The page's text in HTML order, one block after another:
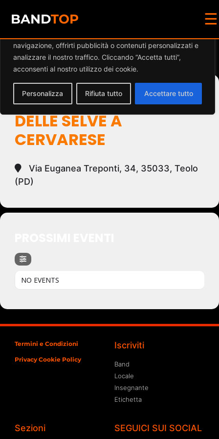
Diamo valore alla tua privacy
navigazione, offrirti pubblicità o contenuti personalizzati e
analizzare il nostro traffico. Cliccando “Accetta tutti”,
acconsenti al nostro utilizzo dei cookie.
Personalizza Rifiuta tutto Accettare tutto
BANDTOP ☰
Events at this location
ZONA INDUSTRIALE
DELLE SELVE A
CERVARESE
Via Euganea Treponti, 34, 35033, Teolo
(PD)
NO EVENTS
Termini e Condizioni
Privacy Cookie Policy
Iscriviti
Band
Locale
Insegnante
Etichetta
Sezioni SEGUICI SUI SOCIAL